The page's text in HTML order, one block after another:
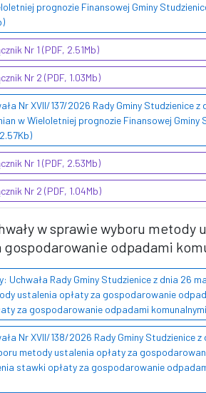
prognozie Finansowej Gminy
Nr 1 (PDF, 2.51Mb)
Nr 2 (PDF, 1.03Mb)
Nr XVII/137/2026 Rady Gminy Studzienice z
w Wieloletniej prognozie Finansowej Gminy
Nr 1 (PDF, 2.53Mb)
Nr 2 (PDF, 1.04Mb)
w sprawie wyboru
gospodarowanie odpadami
Uchwała Rady Gminy Studzienice z dnia 26
ustalenia opłaty za gospodarowanie
za gospodarowanie odpadami
Nr XVII/138/2026 Rady Gminy Studzienice
metody ustalenia opłaty za
stawki opłaty za gospodarowanie